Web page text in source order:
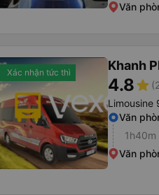
Văn
Xác nhận tức thì Khanh
4.8star
Limousine
Văn
1h40m
Văn